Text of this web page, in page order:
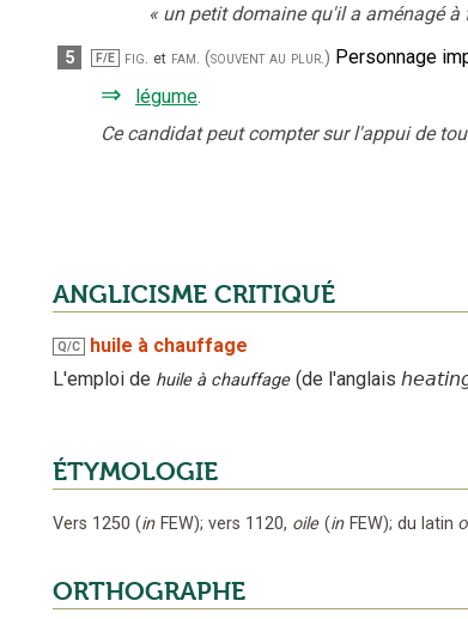
« un petit domaine qu'il a aménagé à
5 F/E fig. et fam. (souvent au plur.) Personnage
⇒ légume.
Ce candidat peut compter sur l'appui de
ANGLICISME CRITIQUÉ
Q/C
huile à chauffage
L'emploi de huile à chauffage (de l'anglais
ÉTYMOLOGIE
Vers 1250 (in FEW); vers 1120, oile (in FEW); du latin
ORTHOGRAPHE